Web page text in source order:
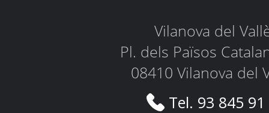
Vilanova del
Pl. dels Països
08410 Vilanova del
Tel. 93 845